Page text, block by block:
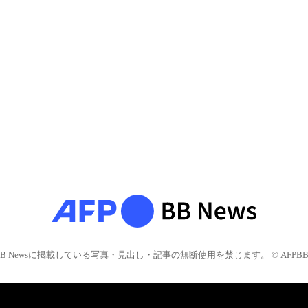
Newsに掲載している写真・見出し・記事の無断使用を禁じます。 © AFPBB